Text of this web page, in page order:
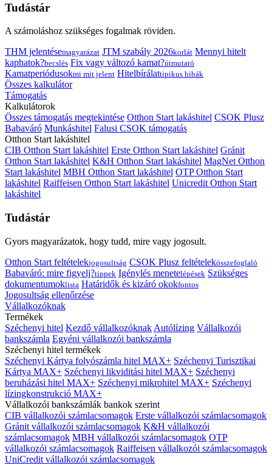
Tudástár
A számoláshoz szükséges fogalmak röviden.
THM jelentésemagyarázat JTM szabály 2026korlát Mennyi hitelt
kaphatok?becslés Fix vagy változó kamat?útmutató
Kamatperiódusokmi mit jelent Hitelbírálattipikus hibák
Összes kalkulátor
Támogatás
Kalkulátorok
Összes támogatás megtekintése Otthon Start lakáshitel CSOK Plusz
Babaváró Munkáshitel Falusi CSOK támogatás
Otthon Start lakáshitel
CIB Otthon Start lakáshitel Erste Otthon Start lakáshitel Gránit
Otthon Start lakáshitel K&H Otthon Start lakáshitel MagNet Otthon
Start lakáshitel MBH Otthon Start lakáshitel OTP Otthon Start
lakáshitel Raiffeisen Otthon Start lakáshitel Unicredit Otthon Start
lakáshitel
Tudástár
Gyors magyarázatok, hogy tudd, mire vagy jogosult.
Otthon Start feltételekjogosultság CSOK Plusz feltételekösszefoglaló
Babaváró: mire figyelj?tippek Igénylés menetelépések Szükséges
dokumentumoklista Határidők és kizáró okokfontos
Jogosultság ellenőrzése
Vállalkozóknak
Termékek
Széchenyi hitel Kezdő vállalkozóknak Autólízing Vállalkozói
bankszámla Egyéni vállalkozói bankszámla
Széchenyi hitel termékek
Széchenyi Kártya folyószámla hitel MAX+ Széchenyi Turisztikai
Kártya MAX+ Széchenyi likviditási hitel MAX+ Széchenyi
beruházási hitel MAX+ Széchenyi mikrohitel MAX+ Széchenyi
lízingkonstrukció MAX+
Vállalkozói bankszámlák bankok szerint
CIB vállalkozói számlacsomagok Erste vállalkozói számlacsomagok
Gránit vállalkozói számlacsomagok K&H vállalkozói
számlacsomagok MBH vállalkozói számlacsomagok OTP
vállalkozói számlacsomagok Raiffeisen vállalkozói számlacsomagok
UniCredit vállalkozói számlacsomagok